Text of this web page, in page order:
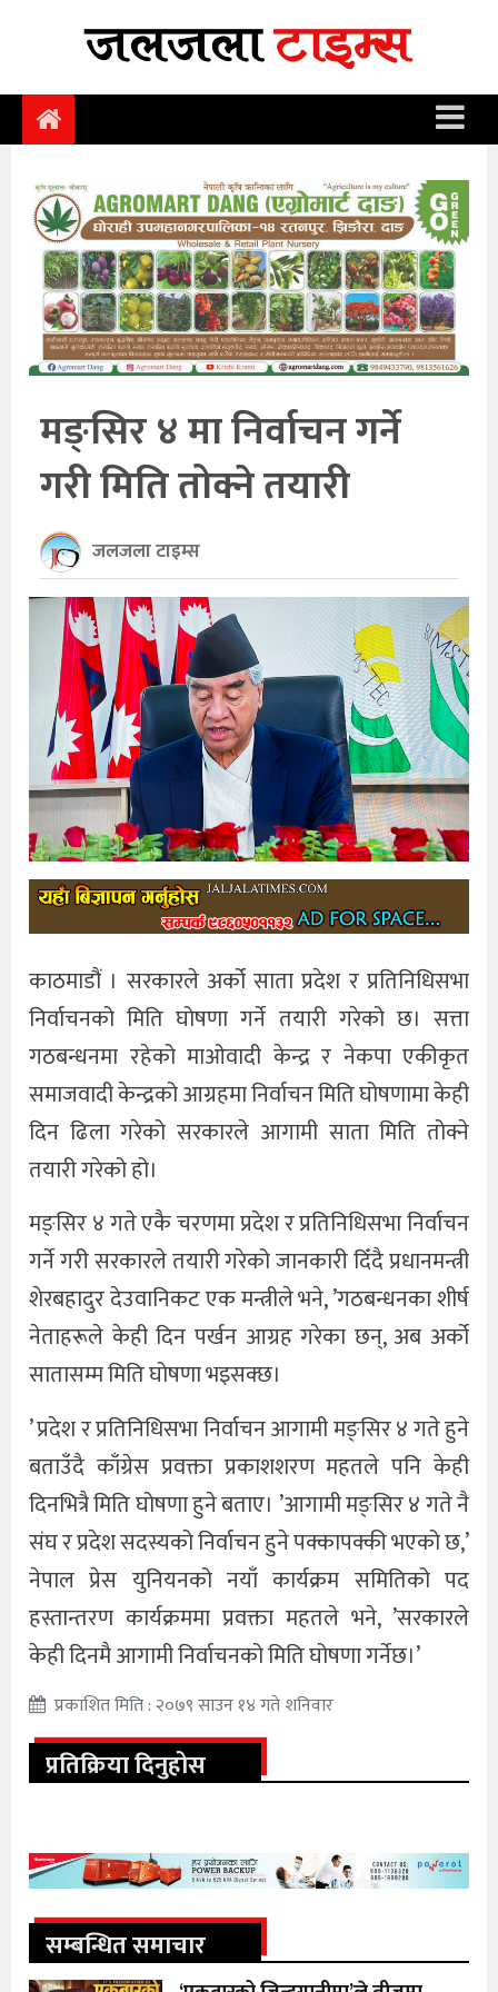
समाचार
समाज
राजनीति
आर्थिक
अन्तर्वार्ता
विचार
साहित्य/
सूचना
प्रविधि
खेलकुद
अन्तर्राष्ट्रिय
मङ्सिर ४ मा निर्वाचन गर्ने
गरी मिति तोक्ने तयारी
जलजला टाइम्स
काठमाडौं । सरकारले अर्को साता प्रदेश र प्रतिनिधिसभा
निर्वाचनको मिति घोषणा गर्ने तयारी गरेको छ। सत्ता
गठबन्धनमा रहेको माओवादी केन्द्र र नेकपा एकीकृत
समाजवादी केन्द्रको आग्रहमा निर्वाचन मिति घोषणामा केही
दिन ढिला गरेको सरकारले आगामी साता मिति तोक्ने
तयारी गरेको हो।
मङ्सिर ४ गते एकै चरणमा प्रदेश र प्रतिनिधिसभा निर्वाचन
गर्ने गरी सरकारले तयारी गरेको जानकारी दिँदै प्रधानमन्त्री
शेरबहादुर देउवानिकट एक मन्त्रीले भने, ’गठबन्धनका शीर्ष
नेताहरूले केही दिन पर्खन आग्रह गरेका छन्, अब अर्को
सातासम्म मिति घोषणा भइसक्छ।
’ प्रदेश र प्रतिनिधिसभा निर्वाचन आगामी मङ्सिर ४ गते हुने
बताउँदै काँग्रेस प्रवक्ता प्रकाशशरण महतले पनि केही
दिनभित्रै मिति घोषणा हुने बताए। ’आगामी मङ्सिर ४ गते नै
संघ र प्रदेश सदस्यको निर्वाचन हुने पक्कापक्की भएको छ,’
नेपाल प्रेस युनियनको नयाँ कार्यक्रम समितिको पद
हस्तान्तरण कार्यक्रममा प्रवक्ता महतले भने, ’सरकारले
केही दिनमै आगामी निर्वाचनको मिति घोषणा गर्नेछ।’
प्रकाशित मिति : २०७९ साउन १४ गते शनिवार
प्रतिक्रिया दिनुहोस
सम्बन्धित समाचार